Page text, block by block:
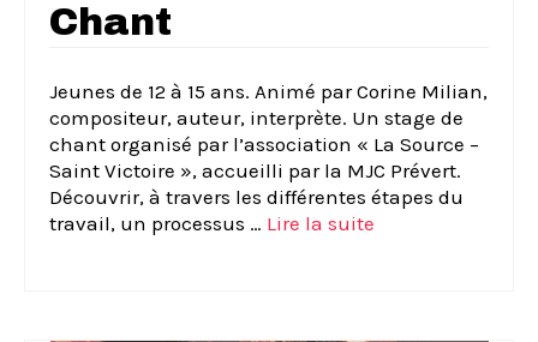
Chant
Jeunes de 12 à 15 ans. Animé par Corine Milian,
compositeur, auteur, interprète. Un stage de
chant organisé par l’association « La Source –
Saint Victoire », accueilli par la MJC Prévert.
Découvrir, à travers les différentes étapes du
travail, un processus … Lire la suite­­